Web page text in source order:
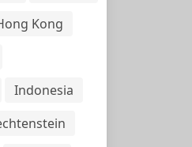
Kong
Indonesia